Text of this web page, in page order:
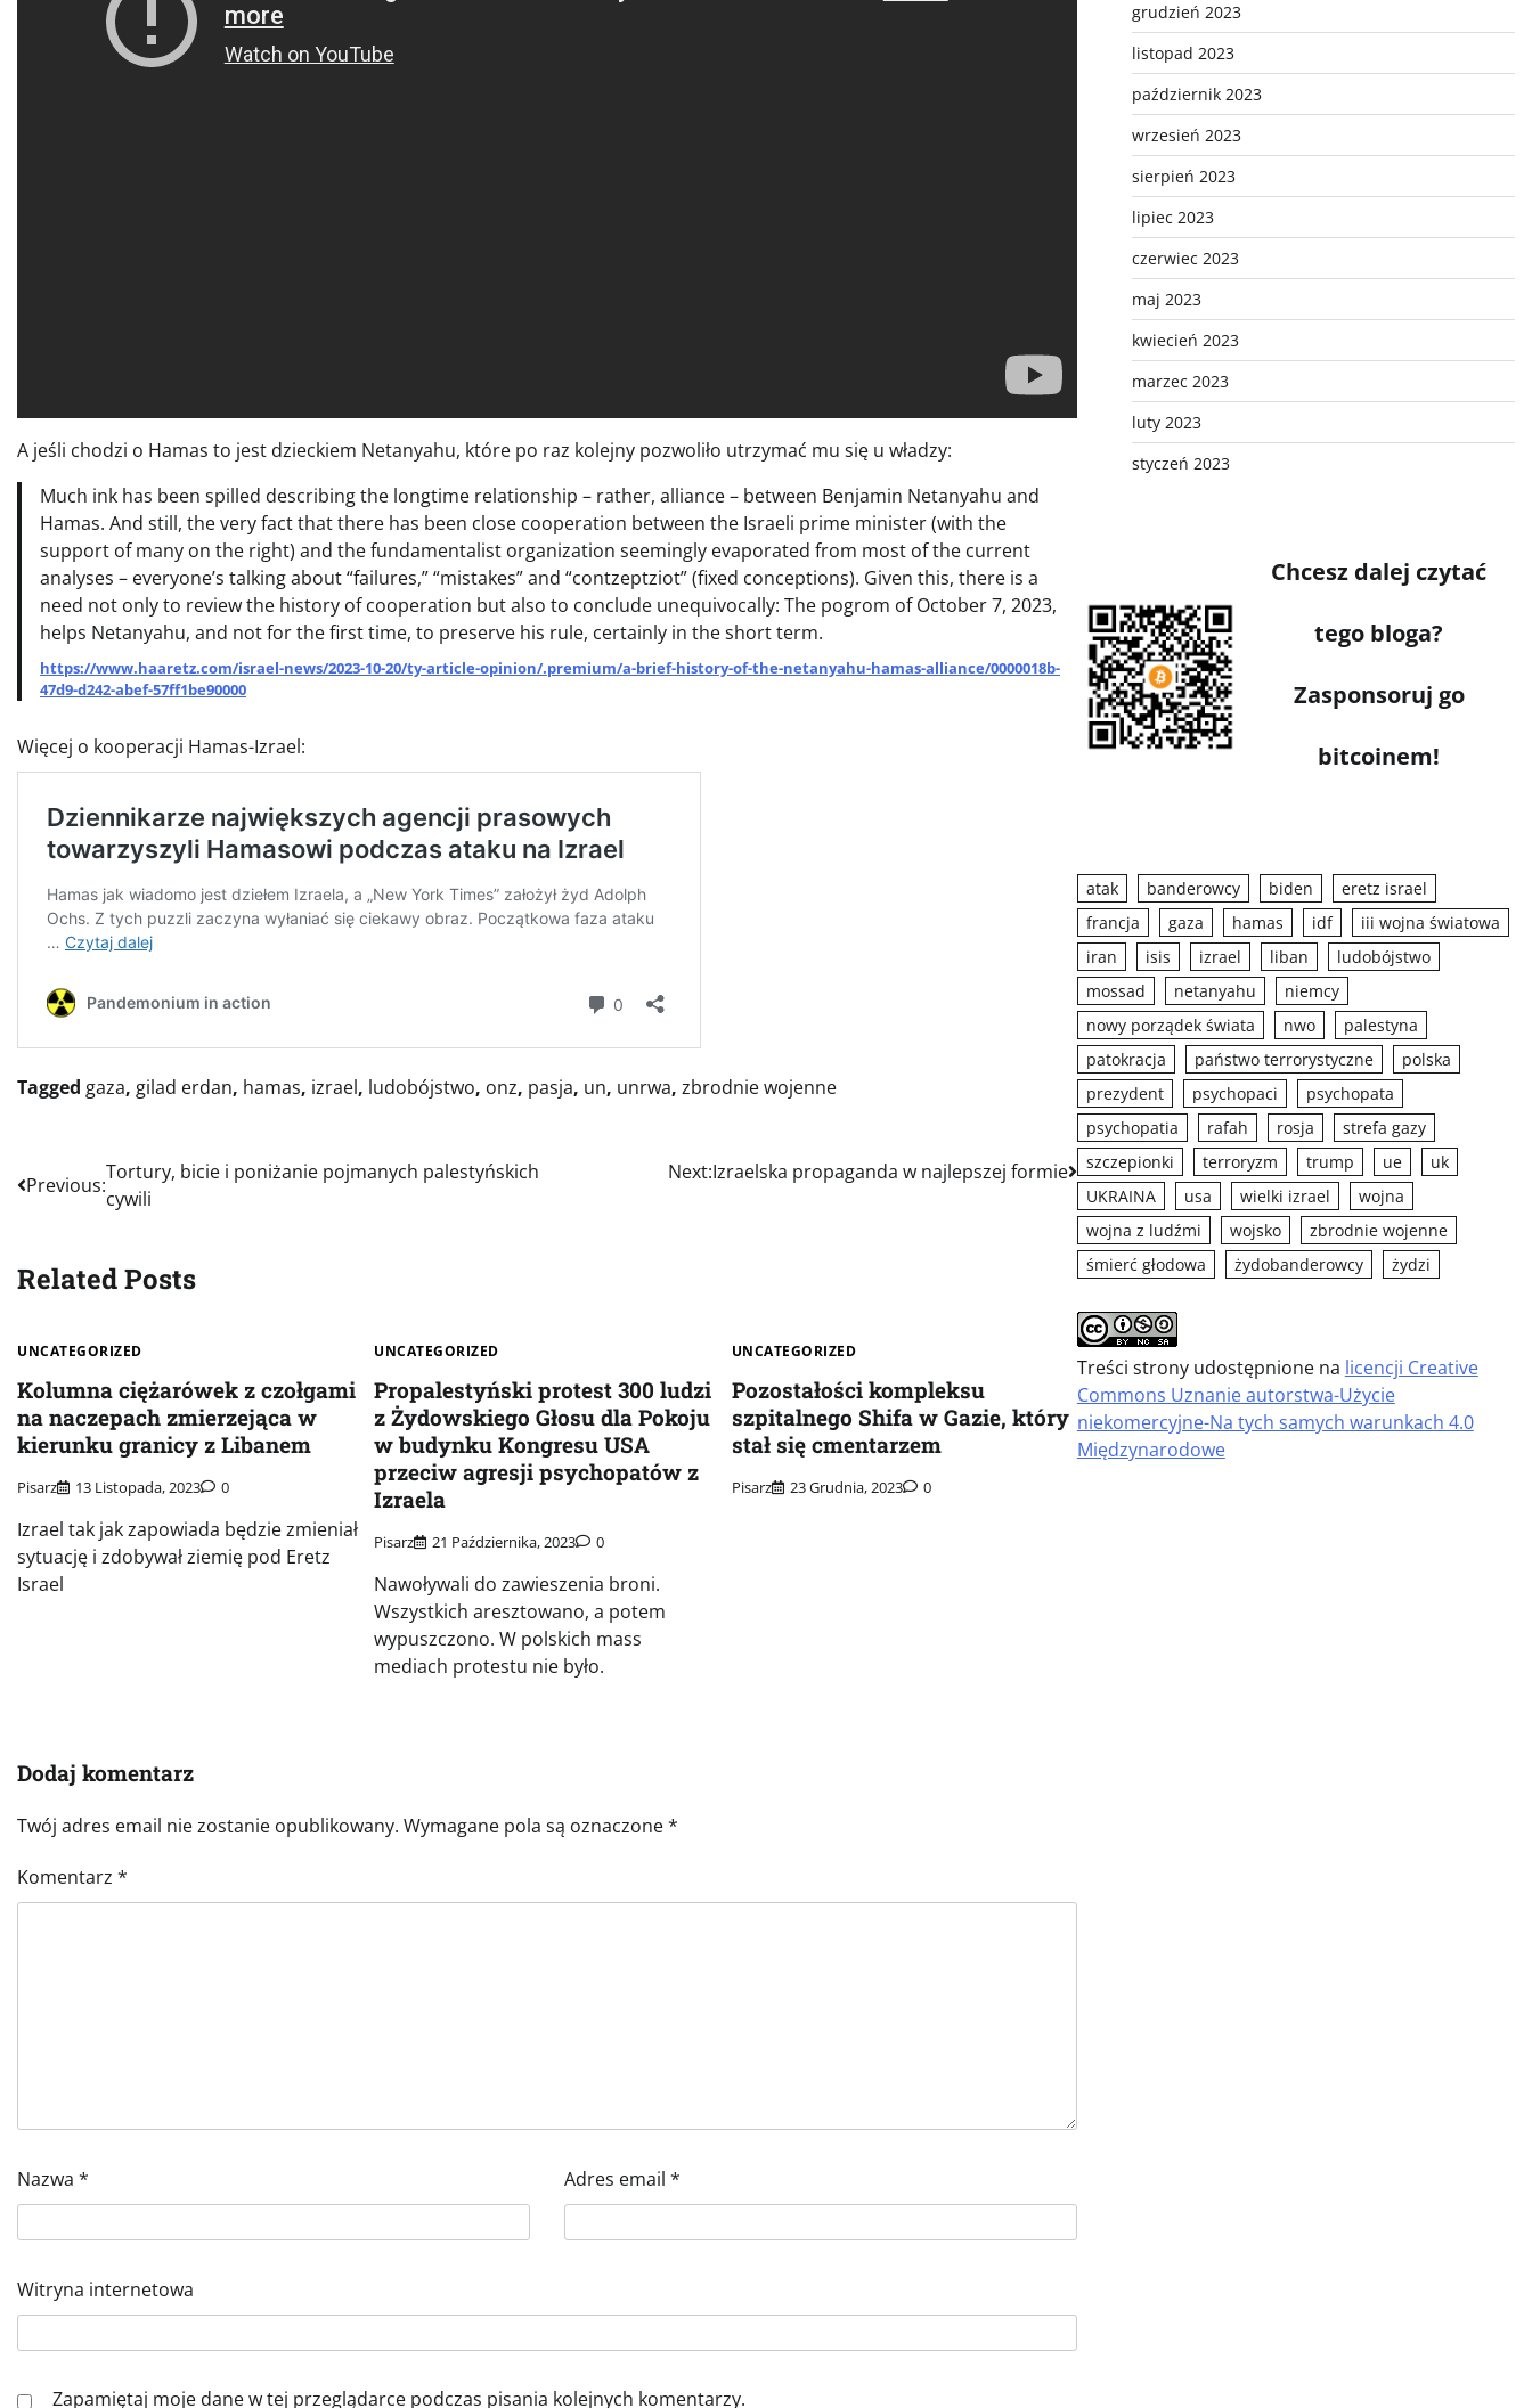
A jeśli chodzi o Hamas to jest dzieckiem Netanyahu, które po raz kolejny pozwoliło utrzymać mu się u władzy:
Much ink has been spilled describing the longtime relationship – rather, alliance – between Benjamin Netanyahu and
Hamas. And still, the very fact that there has been close cooperation between the Israeli prime minister (with the
support of many on the right) and the fundamentalist organization seemingly evaporated from most of the current
analyses – everyone’s talking about “failures,” “mistakes” and “contzeptziot” (fixed conceptions). Given this, there is a
need not only to review the history of cooperation but also to conclude unequivocally: The pogrom of October 7, 2023,
helps Netanyahu, and not for the first time, to preserve his rule, certainly in the short term.
https://www.haaretz.com/israel-news/2023-10-20/ty-article-opinion/.premium/a-brief-history-of-the-netanyahu-hamas-alliance/0000018b-
47d9-d242-abef-57ff1be90000
Więcej o kooperacji Hamas-Izrael:
Tagged gaza, gilad erdan, hamas, izrael, ludobójstwo, onz, pasja, un, unrwa, zbrodnie wojenne
Nawigacja
Previous:
Tortury, bicie i poniżanie pojmanych palestyńskich
cywili
Next:Izraelska propaganda w najlepszej formie
Related Posts
UNCATEGORIZED
Kolumna ciężarówek z czołgami
na naczepach zmierzejąca w
kierunku granicy z Libanem
Pisarz 13 Listopada, 2023 0
Izrael tak jak zapowiada będzie zmieniał
sytuację i zdobywał ziemię pod Eretz
Israel
UNCATEGORIZED
Propalestyński protest 300 ludzi
z Żydowskiego Głosu dla Pokoju
w budynku Kongresu USA
przeciw agresji psychopatów z
Izraela
Pisarz 21 Października, 2023 0
Nawoływali do zawieszenia broni.
Wszystkich aresztowano, a potem
wypuszczono. W polskich mass
mediach protestu nie było.
UNCATEGORIZED
Pozostałości kompleksu
szpitalnego Shifa w Gazie, który
stał się cmentarzem
Pisarz 23 Grudnia, 2023 0
Dodaj komentarz
Twój adres email nie zostanie opublikowany. Wymagane pola są oznaczone*
Komentarz *
Nazwa * Adres email *
Witryna internetowa
Zapamiętaj moje dane w tej przeglądarce podczas pisania kolejnych komentarzy.
grudzień 2023
listopad 2023
październik 2023
wrzesień 2023
sierpień 2023
lipiec 2023
czerwiec 2023
maj 2023
kwiecień 2023
marzec 2023
luty 2023
styczeń 2023
Chcesz dalej czytać
tego bloga?
Zasponsoruj go
bitcoinem!
atak banderowcy biden
eretz israel
francja
gaza hamas idf
iii wojna światowa
iran
isis izrael liban
ludobójstwo
mossad
netanyahu
niemcy
nowy porządek świata
nwo
palestyna
patokracja
państwo terrorystyczne
polska
prezydent
psychopaci
psychopata
psychopatia
rafah rosja
strefa gazy
szczepionki
terroryzm trump ue
uk
UKRAINA
usa wielki izrael
wojna
wojna z ludźmi
wojsko
zbrodnie wojenne
śmierć głodowa
żydobanderowcy żydzi
Treści strony udostępnione na licencji Creative
Commons Uznanie autorstwa-Użycie
niekomercyjne-Na tych samych warunkach 4.0
Międzynarodowe